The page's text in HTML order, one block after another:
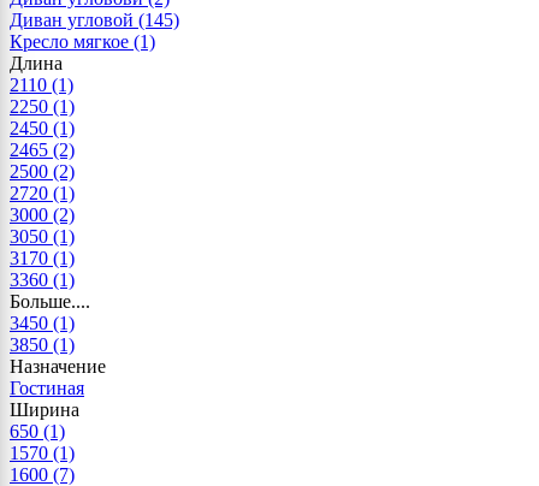
Диван угловой (145)
Кресло мягкое (1)
Длина
2110 (1)
2250 (1)
2450 (1)
2465 (2)
2500 (2)
2720 (1)
3000 (2)
3050 (1)
3170 (1)
3360 (1)
Больше....
3450 (1)
3850 (1)
Назначение
Гостиная
Ширина
650 (1)
1570 (1)
1600 (7)